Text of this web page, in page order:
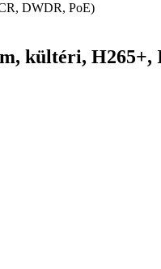
DWDR, PoE)
kültéri, H265+,